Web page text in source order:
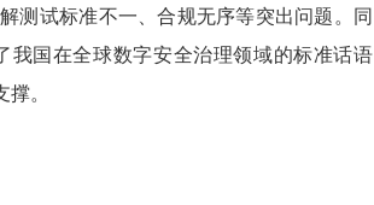
测试标准不一、合规无序等突出问题。同
我国在全球数字安全治理领域的标准话语
。